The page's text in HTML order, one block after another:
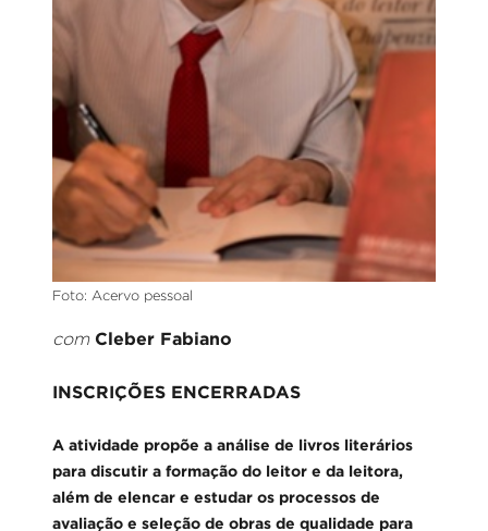
Foto: Acervo pessoal
com Cleber Fabiano
INSCRIÇÕES ENCERRADAS
A atividade propõe a análise de livros literários
para discutir a formação do leitor e da leitora,
além de elencar e estudar os processos de
avaliação e seleção de obras de qualidade para